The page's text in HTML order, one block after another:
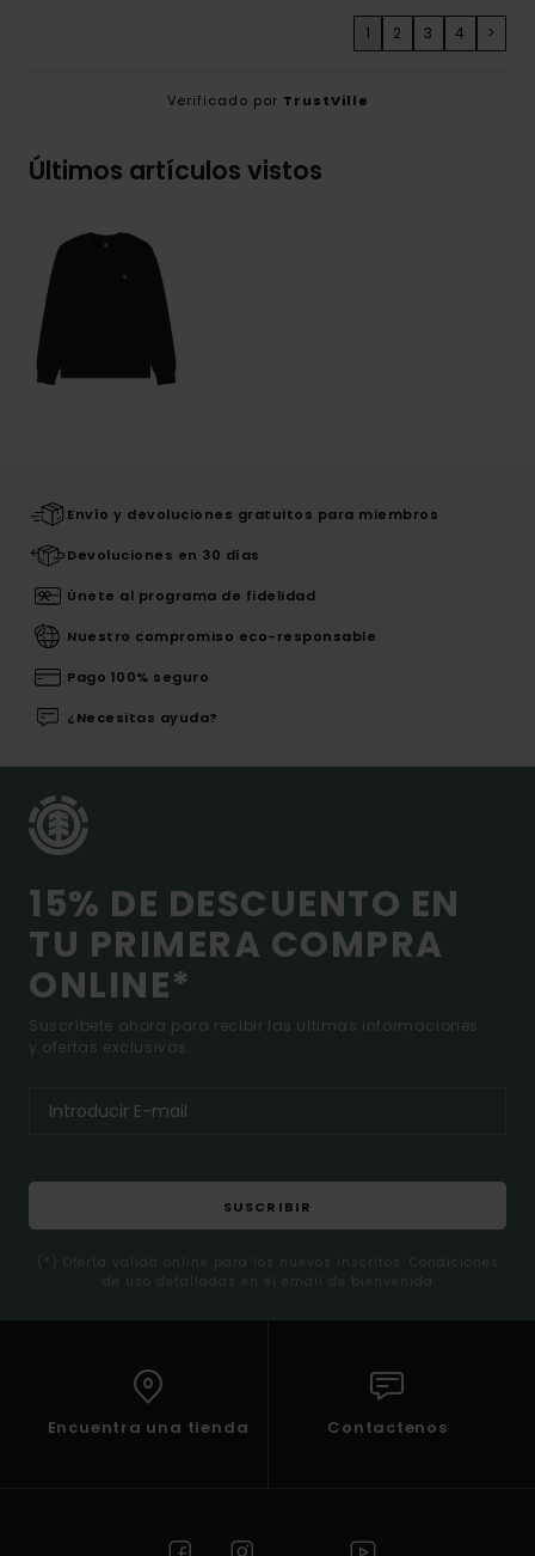
1 2 3 4 >
Verificado por TrustVille
Últimos artículos vistos
Envío y devoluciones gratuitos para miembros
Devoluciones en 30 días
Únete al programa de fidelidad
Nuestro compromiso eco-responsable
Pago 100% seguro
¿Necesitas ayuda?
15% DE DESCUENTO EN
TU PRIMERA COMPRA
ONLINE*
Suscríbete ahora para recibir las ultimas informaciones
y ofertas exclusivas.
SUSCRIBIR
(*) Oferta valida online para los nuevos inscritos. Condiciones
de uso detalladas en el email de bienvenida
Encuentra una tienda Contactenos